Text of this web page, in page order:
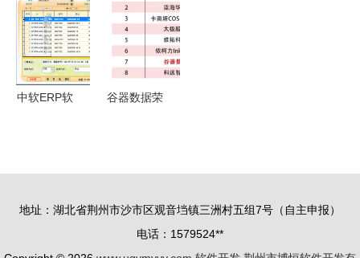
北京世纪长
秋科技的核
心工业自动
化解决方案
力企业高效
运营
中软ERP软
厂，引领全
谷器数据荣
引领网络技
术服务新浪
地址：湖北省荆州市沙市区观音垱镇三洲村五组7号（自主申报）
电话：1579524**